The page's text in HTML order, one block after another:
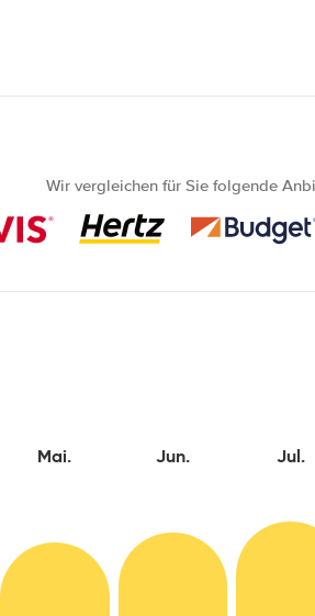
Wir vergleichen für Sie folgende
Mai. Jun. Jul.